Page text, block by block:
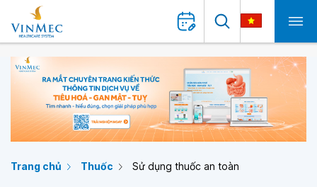
Trang chủ Thuốc Sử dụng thuốc an toàn